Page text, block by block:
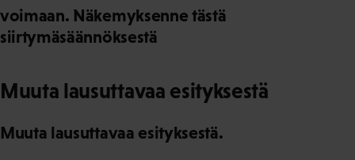
voimaan. Näkemyksenne tästä
siirtymäsäännöksestä
Muuta lausuttavaa esityksestä
Muuta lausuttavaa esityksestä.